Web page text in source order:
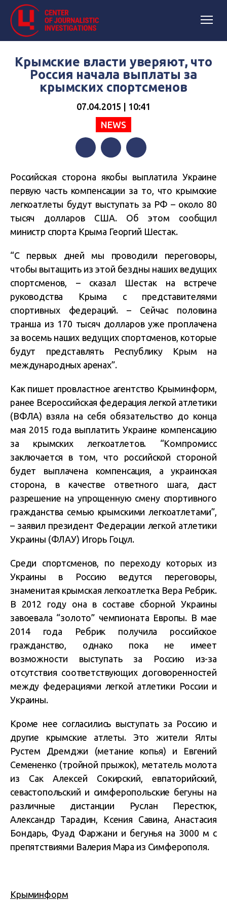
Крымские власти уверяют, что
Россия начала выплаты за
крымских спортсменов
07.04.2015 | 10:41
NEWS
Российская сторона якобы выплатила Украине
первую часть компенсации за то, что крымские
легкоатлеты будут выступать за РФ – около 80
тысяч долларов США. Об этом сообщил
министр спорта Крыма Георгий Шестак.
“С первых дней мы проводили переговоры,
чтобы вытащить из этой бездны наших ведущих
спортсменов, – сказал Шестак на встрече
руководства Крыма с представителями
спортивных федераций. – Сейчас половина
транша из 170 тысяч долларов уже проплачена
за восемь наших ведущих спортсменов, которые
будут представлять Республику Крым на
международных аренах”.
Как пишет провластное агентство Крыминформ,
ранее Всероссийская федерация легкой атлетики
(ВФЛА) взяла на себя обязательство до конца
мая 2015 года выплатить Украине компенсацию
за крымских легкоатлетов. “Компромисс
заключается в том, что российской стороной
будет выплачена компенсация, а украинская
сторона, в качестве ответного шага, даст
разрешение на упрощенную смену спортивного
гражданства семью крымскими легкоатлетами”,
– заявил президент Федерации легкой атлетики
Украины (ФЛАУ) Игорь Гоцул.
Среди спортсменов, по переходу которых из
Украины в Россию ведутся переговоры,
знаменитая крымская легкоатлетка Вера Ребрик.
В 2012 году она в составе сборной Украины
завоевала “золото” чемпионата Европы. В мае
2014 года Ребрик получила российское
гражданство, однако пока не имеет
возможности выступать за Россию из-за
отсутствия соответствующих договоренностей
между федерациями легкой атлетики России и
Украины.
Кроме нее согласились выступать за Россию и
другие крымские атлеты. Это жители Ялты
Рустем Дремджи (метание копья) и Евгений
Семененко (тройной прыжок), метатель молота
из Сак Алексей Сокирский, евпаторийский,
севастопольский и симферопольские бегуны на
различные дистанции Руслан Перестюк,
Александр Тарадин, Ксения Савина, Анастасия
Бондарь, Фуад Фаржани и бегунья на 3000 м с
препятствиями Валерия Мара из Симферополя.
Крыминформ